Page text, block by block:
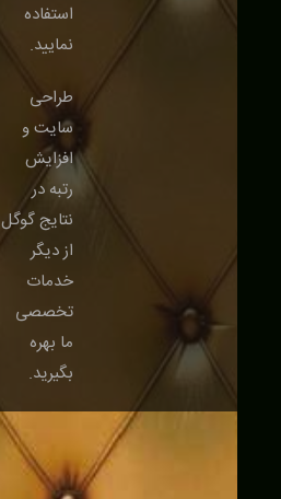
استفاده
نمایید.
طراحی
سایت و
افزایش
رتبه در
نتایج گوگل
از دیگر
خدمات
تخصصی
ما بهره
بگیرید.